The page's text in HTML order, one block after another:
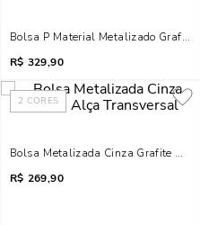
Bolsa P Material Metalizado Grafite 2
R$ 329,90
2 CORES
Bolsa Metalizada Cinza Grafite Alça
R$ 269,90